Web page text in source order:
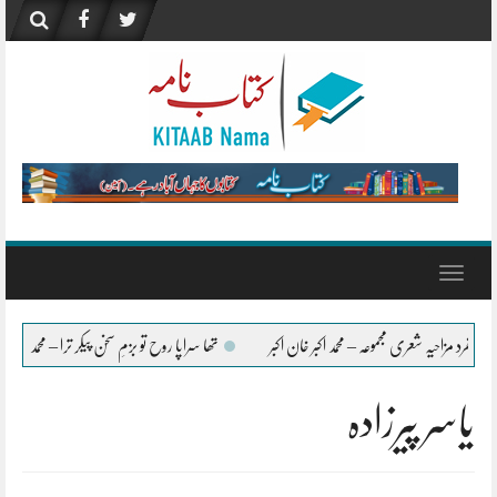
content
Toggle
مجموعہ – محمد اکبر خان اکبر تھا سراپا روح تو بزمِ سخن پیکر ترا – محمد اکبر خان اکبر
یاسر پیرزادہ